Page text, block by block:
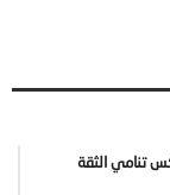
تنامي الثقة